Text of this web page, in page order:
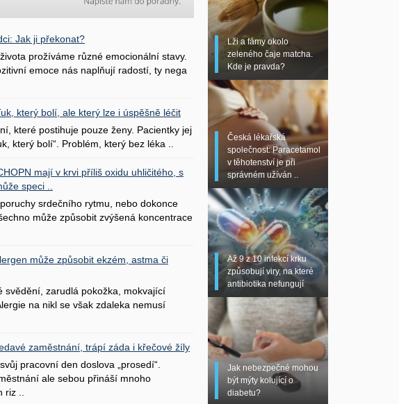
Jak ji překonat?
prožíváme různé emocionální stavy.
emoce nás naplňují radostí, ty nega
který bolí, ale který lze i úspěšně léčit
které postihuje pouze ženy. Pacientky jej
který bolí“. Problém, který bez léka ..
mají v krvi příliš oxidu uhličitého, s
speci ..
srdečního rytmu, nebo dokonce
může způsobit zvýšená koncentrace
může způsobit ekzém, astma či
svědění, zarudlá pokožka, mokvající
na nikl se však zdaleka nemusí
zaměstnání, trápí záda i křečové žíly
pracovní den doslova „prosedí“.
ale sebou přináší mnoho
..
Lži a fámy okolo
zeleného čaje matcha.
Kde je pravda?
Česká lékařská
společnost: Paracetamol
v těhotenství je při
správném užíván ..
Až 9 z 10 infekcí krku
způsobují viry, na které
antibiotika nefungují
Jak nebezpečné mohou
být mýty kolující o
diabetu?